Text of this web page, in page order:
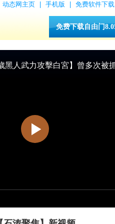
动态网主页 手机版 免费软件下载
免费下载自由门